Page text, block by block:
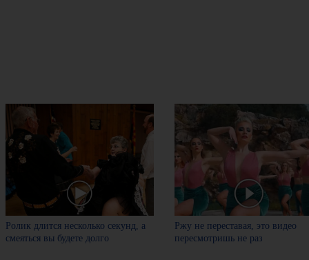
Ролик длится несколько секунд, а
смеяться вы будете долго
Ржу не переставая, это видео
пересмотришь не раз